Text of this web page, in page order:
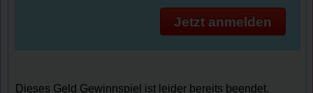
Jetzt anmelden
Dieses Geld Gewinnspiel ist leider bereits beendet.